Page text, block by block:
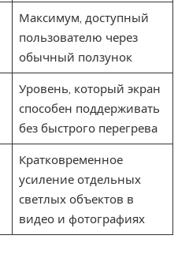
Максимум, доступный
пользователю через
обычный ползунок
Уровень, который экран
способен поддерживать
без быстрого перегрева
Кратковременное
усиление отдельных
светлых объектов в
видео и фотографиях